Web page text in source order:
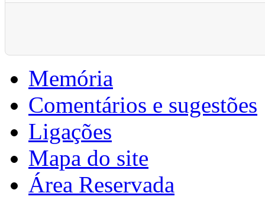
Memória
Comentários e sugestões
Ligações
Mapa do site
Área Reservada